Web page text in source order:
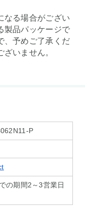
なる場合がござい
製品パッケージで
、予めご了承くだ
いません。
P
の期間2～3営業日